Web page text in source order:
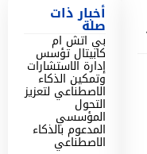
أخبار ذات
صلة
بي اتش ام
كابيتال تؤسس
إدارة الاستشارات
وتمكين الذكاء
الاصطناعي لتعزيز
التحول
المؤسسي
المدعوم بالذكاء
الاصطناعي